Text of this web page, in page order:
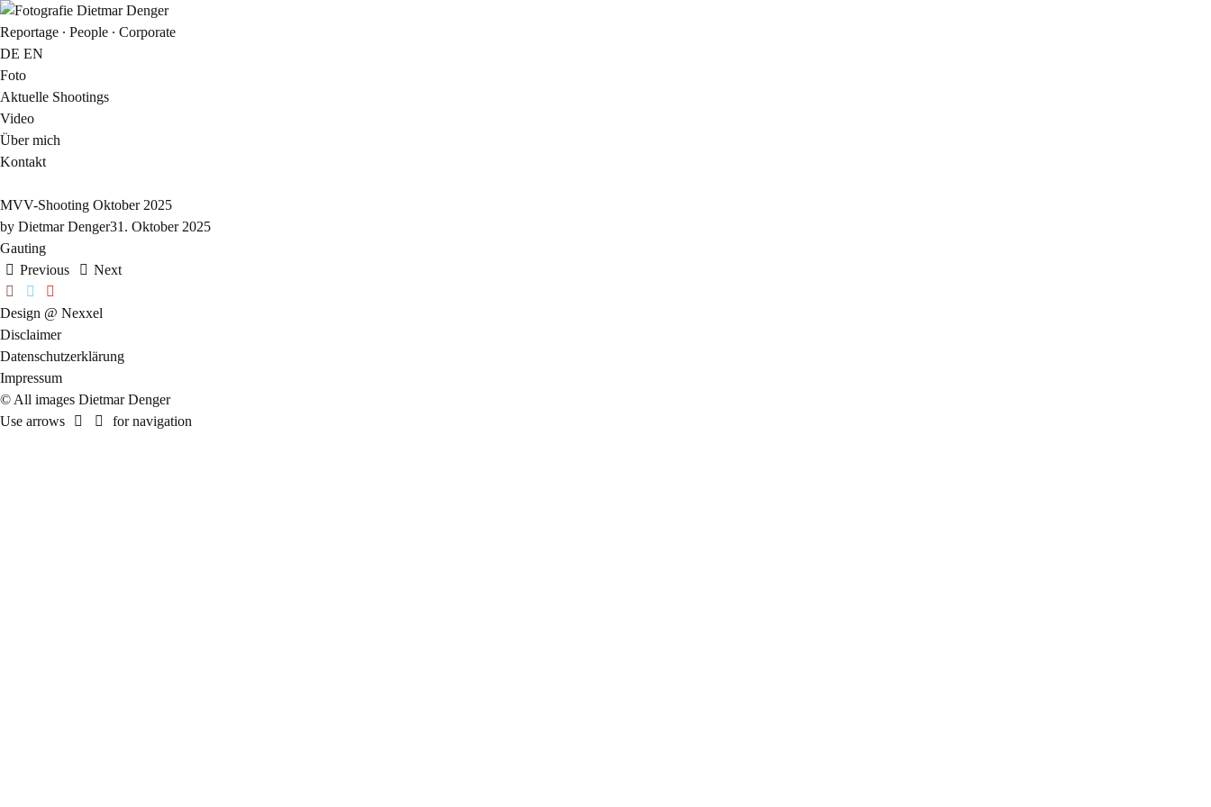
Reportage ∙ People ∙ Corporate
DE EN
Foto
Aktuelle Shootings
Video
Über mich
Kontakt
MVV-Shooting Oktober 2025
by Dietmar Denger31. Oktober 2025
Gauting
Previous
Next
Design @ Nexxel
Disclaimer
Datenschutzerklärung
Impressum
© All images Dietmar Denger
Use arrows
for navigation